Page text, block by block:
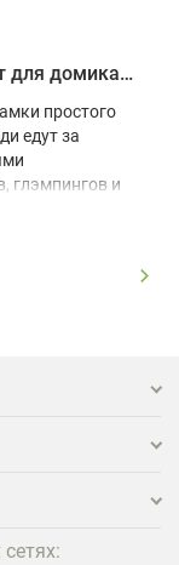
Почему проектор – лучший гаджет для домика в глэмпинге
простого
едут за
глэмпингов и
и
соцсетях,